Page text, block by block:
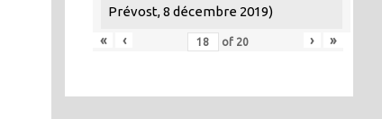
Prévost, 8 décembre 2019)
«
‹ of 20 › »